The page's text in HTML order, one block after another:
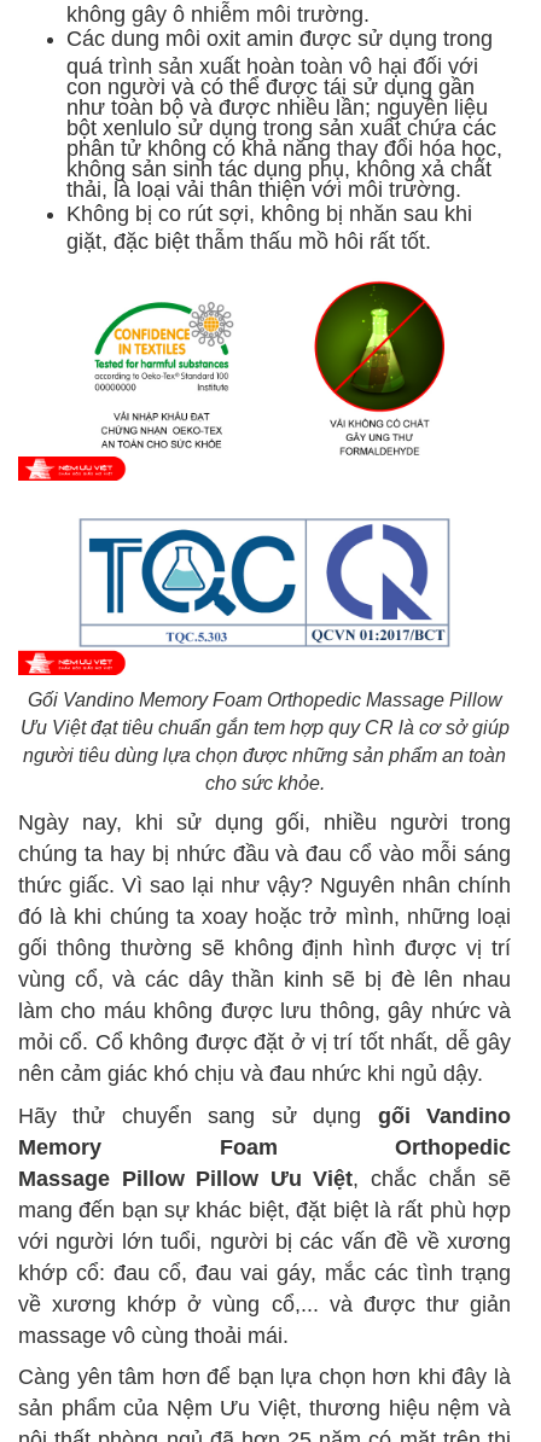
không gây ô nhiễm môi trường.
Các dung môi oxit amin được sử dụng trong
quá trình sản xuất hoàn toàn vô hại đối với
con người và có thể được tái sử dụng gần
như toàn bộ và được nhiều lần; nguyên liệu
bột xenlulo sử dụng trong sản xuất chứa các
phân tử không có khả năng thay đổi hóa học,
không sản sinh tác dụng phụ, không xả chất
thải, là loại vải thân thiện với môi trường.
Không bị co rút sợi, không bị nhăn sau khi
giặt, đặc biệt thẫm thấu mồ hôi rất tốt.
Gối Vandino Memory Foam Orthopedic Massage Pillow
Ưu Việt đạt tiêu chuẩn gắn tem hợp quy CR là cơ sở giúp
người tiêu dùng lựa chọn được những sản phẩm an toàn
cho sức khỏe.
Ngày nay, khi sử dụng gối, nhiều người trong
chúng ta hay bị nhức đầu và đau cổ vào mỗi sáng
thức giấc. Vì sao lại như vậy? Nguyên nhân chính
đó là khi chúng ta xoay hoặc trở mình, những loại
gối thông thường sẽ không định hình được vị trí
vùng cổ, và các dây thần kinh sẽ bị đè lên nhau
làm cho máu không được lưu thông, gây nhức và
mỏi cổ. Cổ không được đặt ở vị trí tốt nhất, dễ gây
nên cảm giác khó chịu và đau nhức khi ngủ dậy.
Hãy thử chuyển sang sử dụng gốiVandino
Memory Foam Orthopedic
Massage Pillow PillowƯu Việt,chắc chắn sẽ
mang đến bạn sự khác biệt, đặt biệt là rất phù hợp
với người lớn tuổi, người bị các vấn đề về xương
khớp cổ: đau cổ, đau vai gáy, mắc các tình trạng
về xương khớp ở vùng cổ,... và được thư giản
massage vô cùng thoải mái.
Càng yên tâm hơn để bạn lựa chọn hơn khi đây là
sản phẩm của Nệm Ưu Việt, thương hiệu nệm và